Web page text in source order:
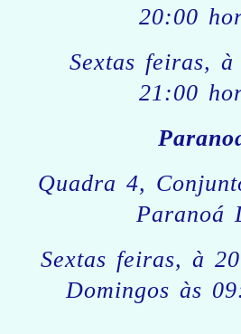
20:00
Sextas feiras,
21:00
Quadra 4,
Paranoá
Sextas feiras, à
Domingos às